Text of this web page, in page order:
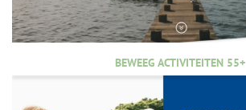
BEWEEG ACTIVITEITEN 55+